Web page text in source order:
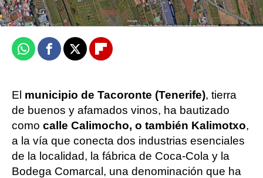
EFE
Publicado:20 de junio de 2023, 13:45
WhatsappFacebook
X Flipboard
El municipio de Tacoronte (Tenerife), tierra
de buenos y afamados vinos, ha bautizado
como calle Calimocho, o también Kalimotxo,
a la vía que conecta dos industrias esenciales
de la localidad, la fábrica de Coca-Cola y la
Bodega Comarcal, una denominación que ha